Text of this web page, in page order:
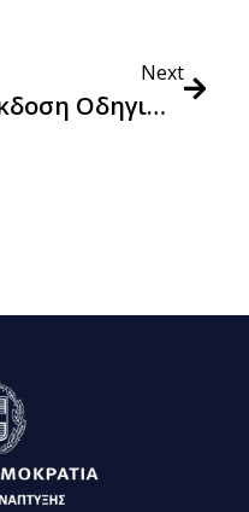
Next
Έκδοση Οδηγιών Συμπλήρωσης Πεδίων Του ΚΗΜΔΗΣ Που Αφορούν Στην Εφαρμογή Του Εθνικού Σχεδίου Δράσης Για Τις Πράσινες Δημόσιες Συμβάσεις